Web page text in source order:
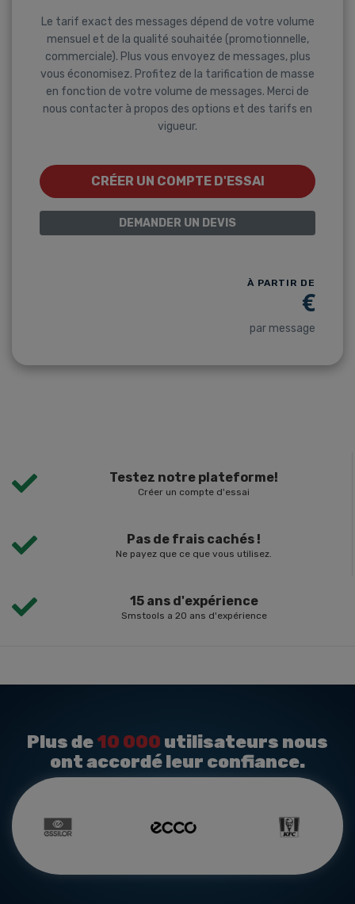
Le tarif exact des messages dépend de votre volume
mensuel et de la qualité souhaitée (promotionnelle,
commerciale). Plus vous envoyez de messages, plus
vous économisez. Profitez de la tarification de masse
en fonction de votre volume de messages. Merci de
nous contacter à propos des options et des tarifs en
vigueur.
CRÉER UN COMPTE D'ESSAI
DEMANDER UN DEVIS
À PARTIR DE
€
par message
Testez notre plateforme!
Créer un compte d'essai
Pas de frais cachés !
Ne payez que ce que vous utilisez.
15 ans d'expérience
Smstools a 20 ans d'expérience
Plus de10 000 utilisateurs nous
ont accordé leur confiance.